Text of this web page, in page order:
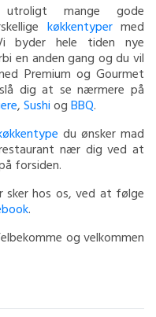
mange gode
køkkentypermed
byder hele tiden nye
en anden gang og du vil
Premium og Gourmet
dig at se nærmere på
, Sushi og BBQ.
du ønsker mad
nær dig ved at
forsiden.
sker hos os, ved at følge
.
og velkommen